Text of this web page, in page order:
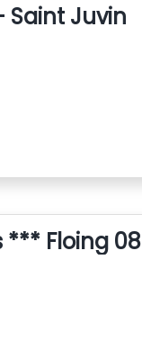
Saint Juvin
Floing 08